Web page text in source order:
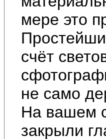
мере это
счёт
не само
На вашем
закрыли